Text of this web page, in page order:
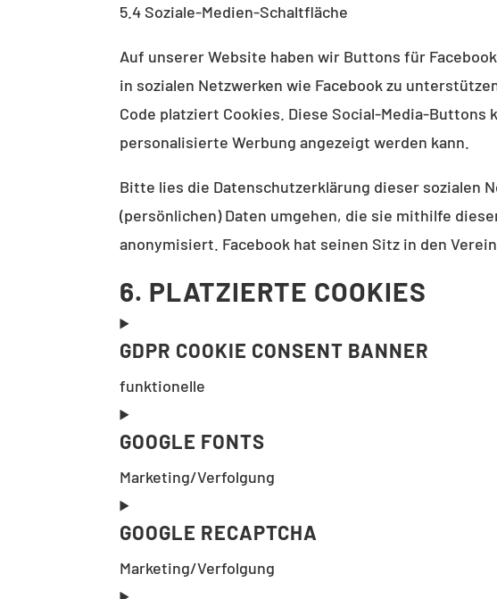
5.4 Soziale-Medien-Schaltfläche
Auf unserer Website haben wir Buttons für Facebook
in sozialen Netzwerken wie Facebook zu
Code platziert Cookies. Diese Social-Media-
personalisierte Werbung angezeigt werden kann.
Bitte lies die Datenschutzerklärung dieser sozialen
(persönlichen) Daten umgehen, die sie mithilfe
anonymisiert. Facebook hat seinen Sitz in den
6. PLATZIERTE COOKIES
GDPR COOKIE CONSENT BANNER
funktionelle
GOOGLE FONTS
Marketing/Verfolgung
GOOGLE RECAPTCHA
Marketing/Verfolgung